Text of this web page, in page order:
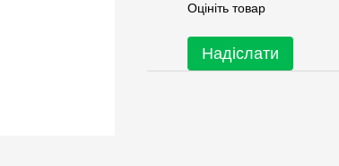
Оцініть товар
Надіслати